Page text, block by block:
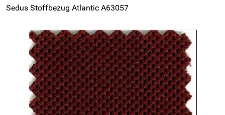
Sedus Stoffbezug Atlantic A63057